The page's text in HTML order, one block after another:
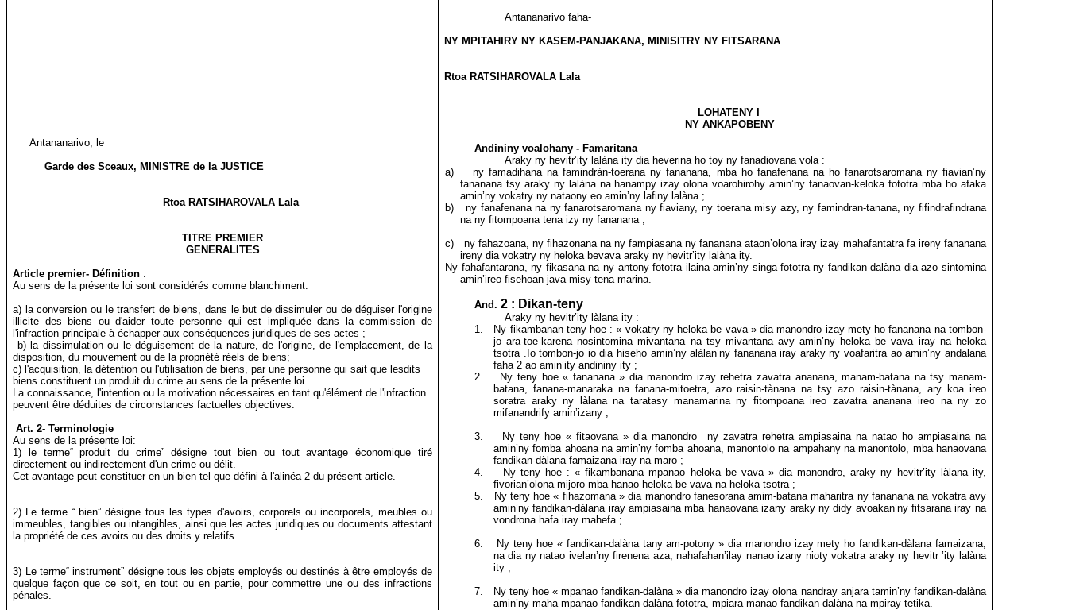
Antananarivo, le
Garde des Sceaux, MINISTRE de la JUSTICE
Rtoa RATSIHAROVALA Lala
TITRE PREMIER
GENERALITES
Article premier- Définition .
Au sens de la présente loi sont considérés comme blanchiment:
a) la conversion ou le transfert de biens, dans le but de dissimuler ou de déguiser l'origine
illicite des biens ou d'aider toute personne qui est impliquée dans la commission de
l'infraction principale à échapper aux conséquences juridiques de ses actes ;
b) la dissimulation ou le déguisement de la nature, de l'origine, de l'emplacement, de la
disposition, du mouvement ou de la propriété réels de biens;
c) l'acquisition, la détention ou l'utilisation de biens, par une personne qui sait que lesdits
biens constituent un produit du crime au sens de la présente loi.
La connaissance, l'intention ou la motivation nécessaires en tant qu'élément de l'infraction
peuvent être déduites de circonstances factuelles objectives.
Art. 2- Terminologie
Au sens de la présente loi:
1) le terme“ produit du crime” désigne tout bien ou tout avantage économique tiré
directement ou indirectement d'un crime ou délit.
Cet avantage peut constituer en un bien tel que défini à l'alinéa 2 du présent article.
2) Le terme “ bien” désigne tous les types d'avoirs, corporels ou incorporels, meubles ou
immeubles, tangibles ou intangibles, ainsi que les actes juridiques ou documents attestant
la propriété de ces avoirs ou des droits y relatifs.
3) Le terme“ instrument” désigne tous les objets employés ou destinés à être employés de
quelque façon que ce soit, en tout ou en partie, pour commettre une ou des infractions
pénales.
Antananarivo faha-
NY MPITAHIRY NY KASEM-PANJAKANA, MINISITRY NY FITSARANA
Rtoa RATSIHAROVALA Lala
LOHATENY I
NY ANKAPOBENY
Andininy voalohany - Famaritana
Araky ny hevitr’ity lalàna ity dia heverina ho toy ny fanadiovana vola :
a)
ny famadihana na famindràn-toerana ny fananana, mba ho fanafenana na ho fanarotsaromana ny fiavian’ny
fananana tsy araky ny lalàna na hanampy izay olona voarohirohy amin’ny fanaovan-keloka fototra mba ho afaka
amin’ny vokatry ny nataony eo amin’ny lafiny lalàna ;
b)
ny fanafenana na ny fanarotsaromana ny fiaviany, ny toerana misy azy, ny famindran-tanana, ny fifindrafindrana
na ny fitompoana tena izy ny fananana ;
c)
ny fahazoana, ny fihazonana na ny fampiasana ny fananana ataon’olona iray izay mahafantatra fa ireny fananana
ireny dia vokatry ny heloka bevava araky ny hevitr’ity lalàna ity.
Ny fahafantarana, ny fikasana na ny antonyfototra ilaina amin’ny singa-fototra ny fandikan-dalàna dia azo sintomina
amin’ireo fisehoan-java-misy tena marina.
And. 2 : Dikan-teny
Araky ny hevitr’ity làlana ity :
1.
Ny fikambanan-teny hoe : « vokatry ny heloka be vava » dia manondro izay mety ho fananana na tombon-
jo ara-toe-karena nosintomina mivantana na tsy mivantana avy amin’ny heloka be vava iray na heloka
tsotra .Io tombon-jo io dia hiseho amin’ny alàlan’ny fananana iray araky ny voafaritra ao amin’ny andalana
faha 2 ao amin’ity andininy ity ;
2.
Ny teny hoe « fananana » dia manondro izay rehetra zavatra ananana, manam-batana na tsy manam-
batana, fanana-manaraka na fanana-mitoetra, azo raisin-tànana na tsy azo raisin-tànana, ary koa ireo
soratra araky ny làlana na taratasy manamarina ny fitompoana ireo zavatra ananana ireo na ny zo
mifanandrify amin’izany ;
3.
Ny teny hoe « fitaovana » dia manondro ny zavatra rehetra ampiasaina na natao ho ampiasaina na
amin’ny fomba ahoana na amin’ny fomba ahoana, manontolo na ampahany na manontolo, mba hanaovana
fandikan-dàlana famaizana iray na maro ;
4.
Ny teny hoe : « fikambanana mpanao heloka be vava » dia manondro, araky ny hevitr’ity làlana ity,
fivorian’olona mijoro mba hanao heloka be vava na heloka tsotra ;
5.
Ny teny hoe « fihazomana » dia manondro fanesorana amim-batana maharitra ny fananana na vokatra avy
amin’ny fandikan-dàlana iray ampiasaina mba hanaovana izany araky ny didy avoakan’ny fitsarana iray na
vondrona hafa iray mahefa ;
6.
Ny teny hoe « fandikan-dalàna tany am-potony » dia manondro izay mety ho fandikan-dàlana famaizana,
na dia ny natao ivelan’ny firenena aza, nahafahan’ilay nanao izany nioty vokatra araky ny hevitr ’ity lalàna
ity ;
7.
Ny teny hoe « mpanao fandikan-dalàna » dia manondro izay olona nandray anjara tamin’ny fandikan-dalàna
amin’ny maha-mpanao fandikan-dalàna fototra, mpiara-manao fandikan-dalàna na mpiray tetika.